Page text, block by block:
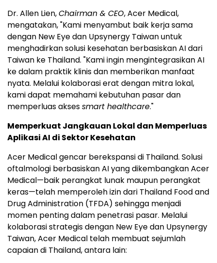
Dr. Allen Lien,Chairman & CEO, Acer Medical,
mengatakan, "Kami menyambut baik kerja sama
dengan New Eye dan Upsynergy Taiwan untuk
menghadirkan solusi kesehatan berbasiskan AI dari
Taiwan ke Thailand. "Kami ingin mengintegrasikan AI
ke dalam praktik klinis dan memberikan manfaat
nyata. Melalui kolaborasi erat dengan mitra lokal,
kami dapat memahami kebutuhan pasar dan
memperluas aksessmart healthcare."
Memperkuat Jangkauan Lokal dan Memperluas
Aplikasi AI di Sektor Kesehatan
Acer Medical gencar berekspansi di Thailand. Solusi
oftalmologi berbasiskan AI yang dikembangkan Acer
Medical—baik perangkat lunak maupun perangkat
keras—telah memperoleh izin dari Thailand Food and
Drug Administration (TFDA) sehingga menjadi
momen penting dalam penetrasi pasar. Melalui
kolaborasi strategis dengan New Eye dan Upsynergy
Taiwan, Acer Medical telah membuat sejumlah
capaian di Thailand, antara lain: